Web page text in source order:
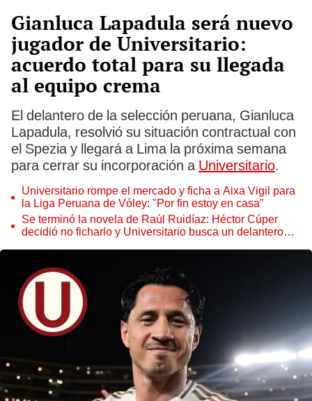
Gianluca Lapadula será nuevo
jugador de Universitario:
acuerdo total para su llegada
al equipo crema
El delantero de la selección peruana, Gianluca
Lapadula, resolvió su situación contractual con
el Spezia y llegará a Lima la próxima semana
para cerrar su incorporación a Universitario.
Universitario rompe el mercado y ficha a Aixa Vigil para
la Liga Peruana de Vóley: "Por fin estoy en casa"
Se terminó la novela de Raúl Ruidíaz: Héctor Cúper
decidió no ficharlo y Universitario busca un delantero